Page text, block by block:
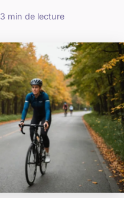
3 min de lecture